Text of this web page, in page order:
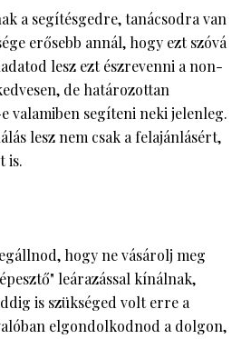
a segítésgedre, tanácsodra van
erősebb annál, hogy ezt szóvá
lesz ezt észrevenni a non-
de határozottan
valamiben segíteni neki jelenleg.
lesz nem csak a felajánlásért,
is.
hogy ne vásárolj meg
leárazással kínálnak,
is szükséged volt erre a
elgondolkodnod a dolgon,